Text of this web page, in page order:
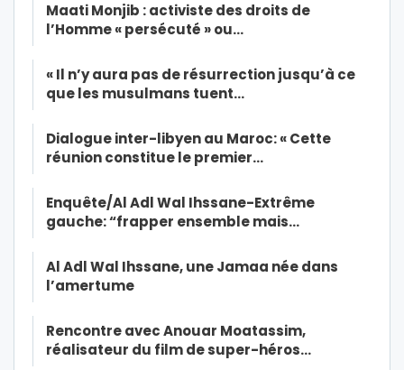
Maati Monjib : activiste des droits de
l’Homme « persécuté » ou…
« Il n’y aura pas de résurrection jusqu’à ce
que les musulmans tuent…
Dialogue inter-libyen au Maroc: « Cette
réunion constitue le premier…
Enquête/Al Adl Wal Ihssane-Extrême
gauche: “frapper ensemble mais…
Al Adl Wal Ihssane, une Jamaa née dans
l’amertume
Rencontre avec Anouar Moatassim,
réalisateur du film de super-héros…